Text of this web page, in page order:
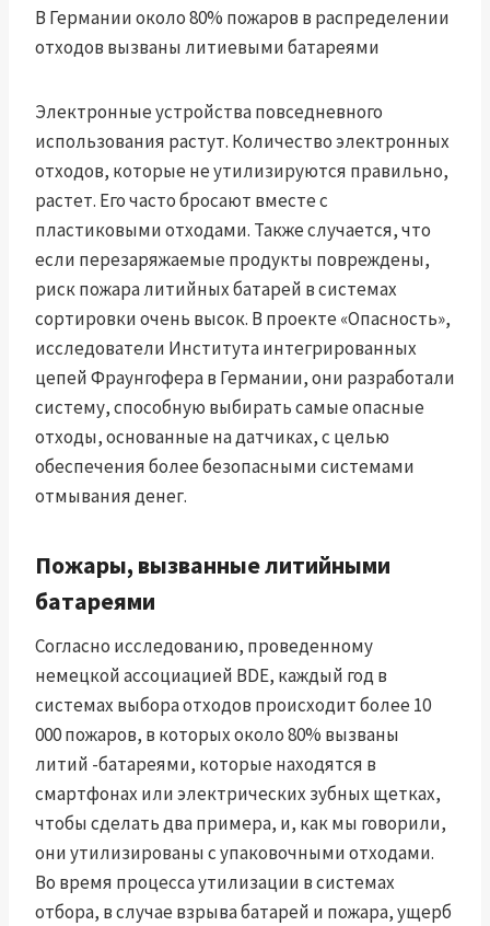
В Германии около 80% пожаров в распределении
отходов вызваны литиевыми батареями
Электронные устройства повседневного
использования растут. Количество электронных
отходов, которые не утилизируются правильно,
растет. Его часто бросают вместе с
пластиковыми отходами. Также случается, что
если перезаряжаемые продукты повреждены,
риск пожара литийных батарей в системах
сортировки очень высок. В проекте «Опасность»,
исследователи Института интегрированных
цепей Фраунгофера в Германии, они разработали
систему, способную выбирать самые опасные
отходы, основанные на датчиках, с целью
обеспечения более безопасными системами
отмывания денег.
Пожары, вызванные литийными
батареями
Согласно исследованию, проведенному
немецкой ассоциацией BDE, каждый год в
системах выбора отходов происходит более 10
000 пожаров, в которых около 80% вызваны
литий -батареями, которые находятся в
смартфонах или электрических зубных щетках,
чтобы сделать два примера, и, как мы говорили,
они утилизированы с упаковочными отходами.
Во время процесса утилизации в системах
отбора, в случае взрыва батарей и пожара, ущерб